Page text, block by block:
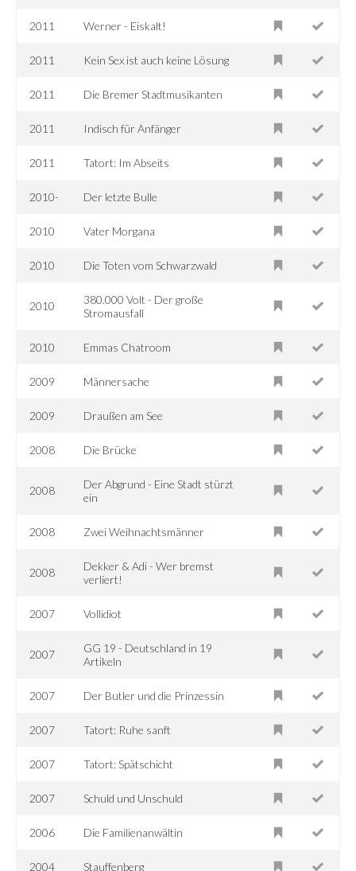
2011 Werner - Eiskalt!
2011 Kein Sex ist auch keine Lösung
2011 Die Bremer Stadtmusikanten
2011 Indisch für Anfänger
2011 Tatort: Im Abseits
2010- Der letzte Bulle
2010 Vater Morgana
2010 Die Toten vom Schwarzwald
2010
380.000 Volt - Der große
Stromausfall
2010 Emmas Chatroom
2009 Männersache
2009 Draußen am See
2008 Die Brücke
2008
Der Abgrund - Eine Stadt stürzt
ein
2008 Zwei Weihnachtsmänner
2008
Dekker & Adi - Wer bremst
verliert!
2007 Vollidiot
2007
GG 19 - Deutschland in 19
Artikeln
2007 Der Butler und die Prinzessin
2007 Tatort: Ruhe sanft
2007 Tatort: Spätschicht
2007 Schuld und Unschuld
2006 Die Familienanwältin
2004 Stauffenberg